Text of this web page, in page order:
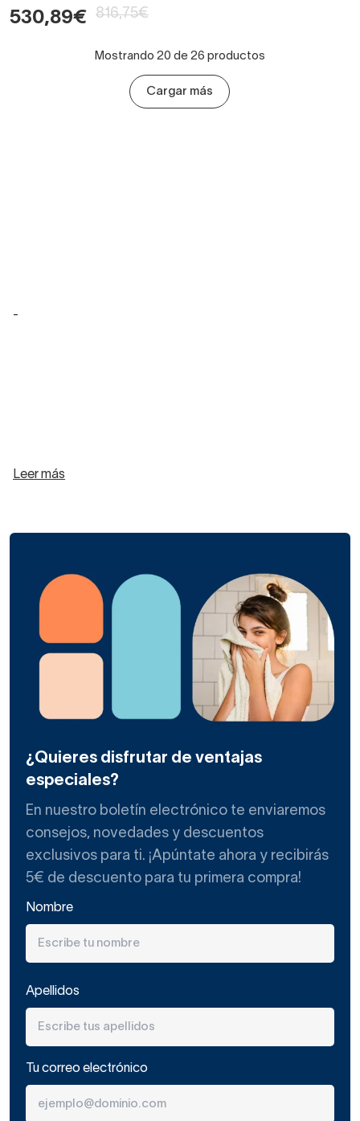
530,89€ 816,75€
Mostrando 20 de 26 productos
Cargar más
-
Leer más
¿Quieres disfrutar de ventajas
especiales?
En nuestro boletín electrónico te enviaremos
consejos, novedades y descuentos
exclusivos para ti. ¡Apúntate ahora y recibirás
5€ de descuento para tu primera compra!
Nombre
Apellidos
Tu correo electrónico